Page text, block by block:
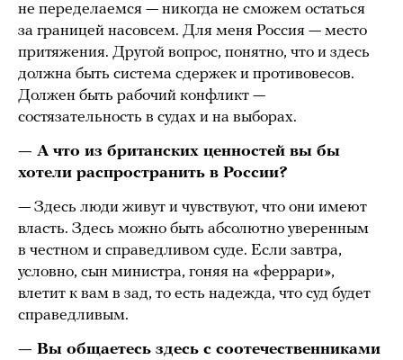
не переделаемся — никогда не сможем остаться
за границей насовсем. Для меня Россия — место
притяжения. Другой вопрос, понятно, что и здесь
должна быть система сдержек и противовесов.
Должен быть рабочий конфликт —
состязательность в судах и на выборах.
— А что из британских ценностей вы бы
хотели распространить в России?
— Здесь люди живут и чувствуют, что они имеют
власть. Здесь можно быть абсолютно уверенным
в честном и справедливом суде. Если завтра,
условно, сын министра, гоняя на «феррари»,
влетит к вам в зад, то есть надежда, что суд будет
справедливым.
— Вы общаетесь здесь с соотечественниками